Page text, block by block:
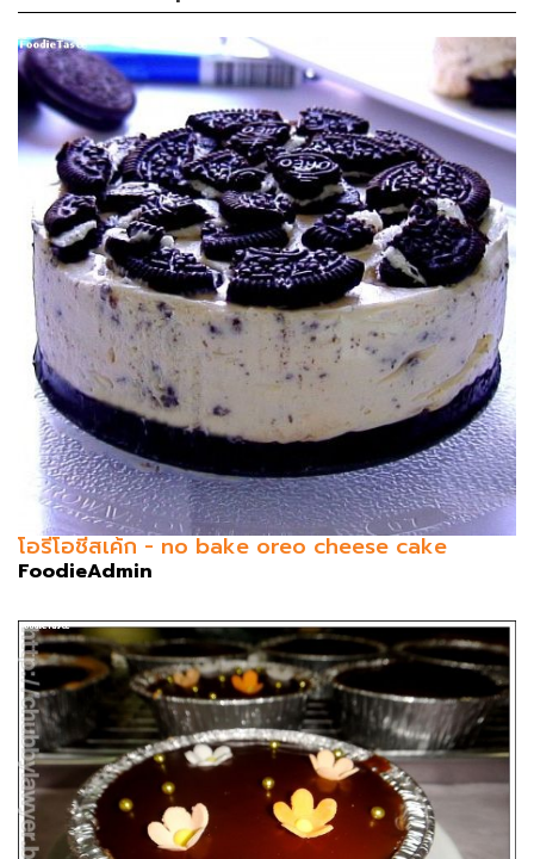
โอรีโอชีสเค้ก - no bake oreo cheese cake
FoodieAdmin